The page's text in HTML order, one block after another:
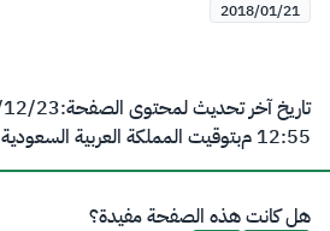
2018/01/21
تاريخ آخر تحديث لمحتوى الصفحة:23‏/12‏/1447 هـ
12:55 م
بتوقيت المملكة العربية السعودية
هل كانت هذه الصفحة مفيدة؟